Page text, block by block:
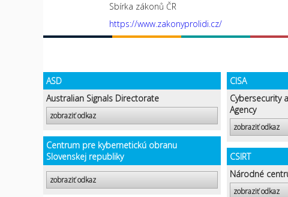
Sbírka zákonů ČR
https://www.zakonyprolidi.cz/
ASD
Australian Signals Directorate
zobraziť odkaz
Centrum pre kybernetickú obranu
Slovenskej republiky
zobraziť odkaz
CISA
Cybersecurity
Agency
zobraziť odkaz
CSIRT
Národné
zobraziť odkaz